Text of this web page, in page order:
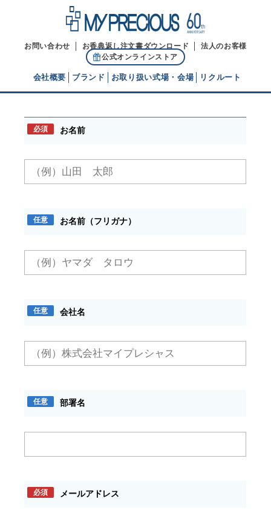
お問い合わせ お香典返し注文書ダウンロード
法人のお客様
公式オンラインストア
会社概要
ブランドヒストリー
ブランド お取り扱い式場・会場 リクルート
お問い合わせ
必須 お名前
任意 お名前（フリガナ）
任意 会社名
任意 部署名
必須 メールアドレス